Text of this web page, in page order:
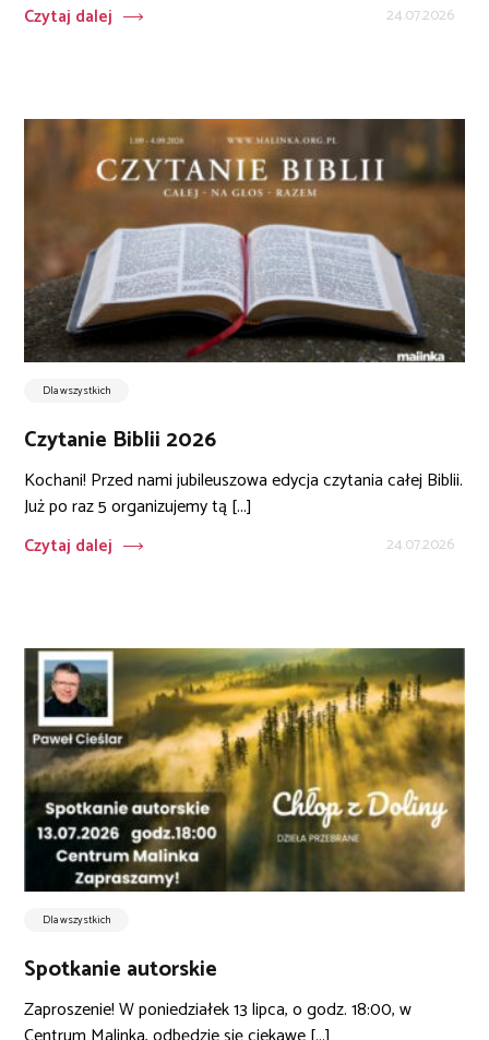
Czytaj dalej
24.07.2026
Dla wszystkich
Czytanie Biblii 2026
Kochani! Przed nami jubileuszowa edycja czytania całej Biblii.
Już po raz 5 organizujemy tą [...]
Czytaj dalej
24.07.2026
Dla wszystkich
Spotkanie autorskie
Zaproszenie! W poniedziałek 13 lipca, o godz. 18:00, w